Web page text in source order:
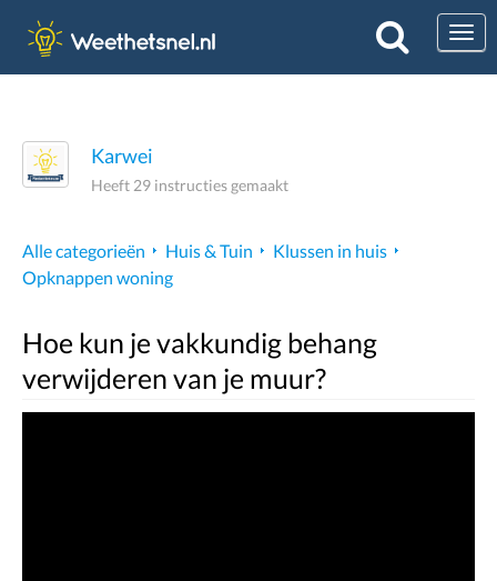
Karwei
Heeft 29 instructies gemaakt
Alle categorieën Huis & Tuin
Klussen in huis
Opknappen woning
Hoe kun je vakkundig behang
verwijderen van je muur?